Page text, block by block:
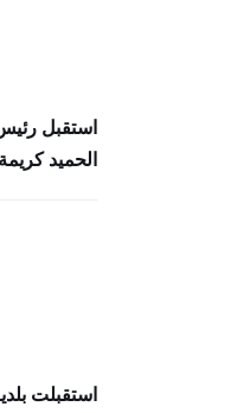
استقبل
الحميد
استقبلت